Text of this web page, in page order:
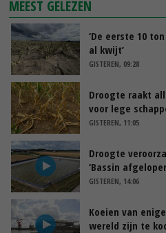
MEEST GELEZEN
‘De eerste 10
al kwijt’
GISTEREN, 09:28
Droogte raakt
voor lege
GISTEREN, 11:05
Droogte
‘Bassin
GISTEREN, 14:06
Koeien van
wereld zijn te